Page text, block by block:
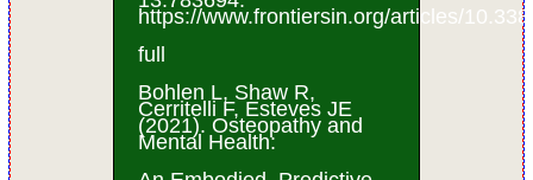
https://www.frontiersin.org/articles/
full
Bohlen L, Shaw R,
Cerritelli F, Esteves JE
(2021). Osteopathy and
Mental Health: